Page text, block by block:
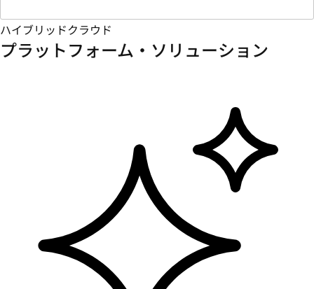
ハイブリッドクラウド
プラットフォーム・ソリューション